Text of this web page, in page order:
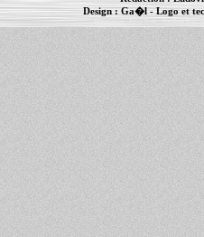
Design :Ga�l- Logo et
Informations :